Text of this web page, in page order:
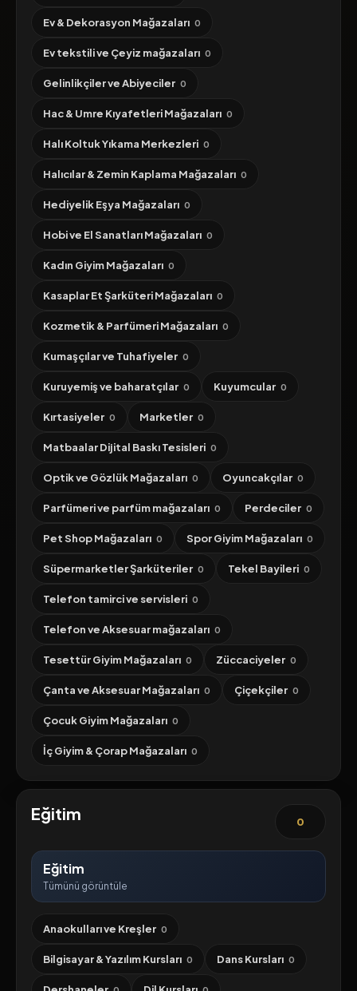
Ev & Dekorasyon Mağazaları 0
Ev tekstili ve Çeyiz mağazaları 0
Gelinlikçiler ve Abiyeciler 0
Hac & Umre Kıyafetleri Mağazaları 0
Halı Koltuk Yıkama Merkezleri 0
Halıcılar & Zemin Kaplama Mağazaları 0
Hediyelik Eşya Mağazaları 0
Hobi ve El Sanatları Mağazaları 0
Kadın Giyim Mağazaları 0
Kasaplar Et Şarküteri Mağazaları 0
Kozmetik & Parfümeri Mağazaları 0
Kumaşçılar ve Tuhafiyeler 0
Kuruyemiş ve baharatçılar 0 Kuyumcular 0
Kırtasiyeler 0 Marketler 0
Matbaalar Dijital Baskı Tesisleri 0
Optik ve Gözlük Mağazaları 0 Oyuncakçılar 0
Parfümeri ve parfüm mağazaları 0 Perdeciler 0
Pet Shop Mağazaları 0 Spor Giyim Mağazaları 0
Süpermarketler Şarküteriler 0 Tekel Bayileri 0
Telefon tamirci ve servisleri 0
Telefon ve Aksesuar mağazaları 0
Tesettür Giyim Mağazaları 0 Züccaciyeler 0
Çanta ve Aksesuar Mağazaları 0 Çiçekçiler 0
Çocuk Giyim Mağazaları 0
İç Giyim & Çorap Mağazaları 0
Eğitim 0
Eğitim
Tümünü görüntüle
Anaokulları ve Kreşler 0
Bilgisayar & Yazılım Kursları 0 Dans Kursları 0